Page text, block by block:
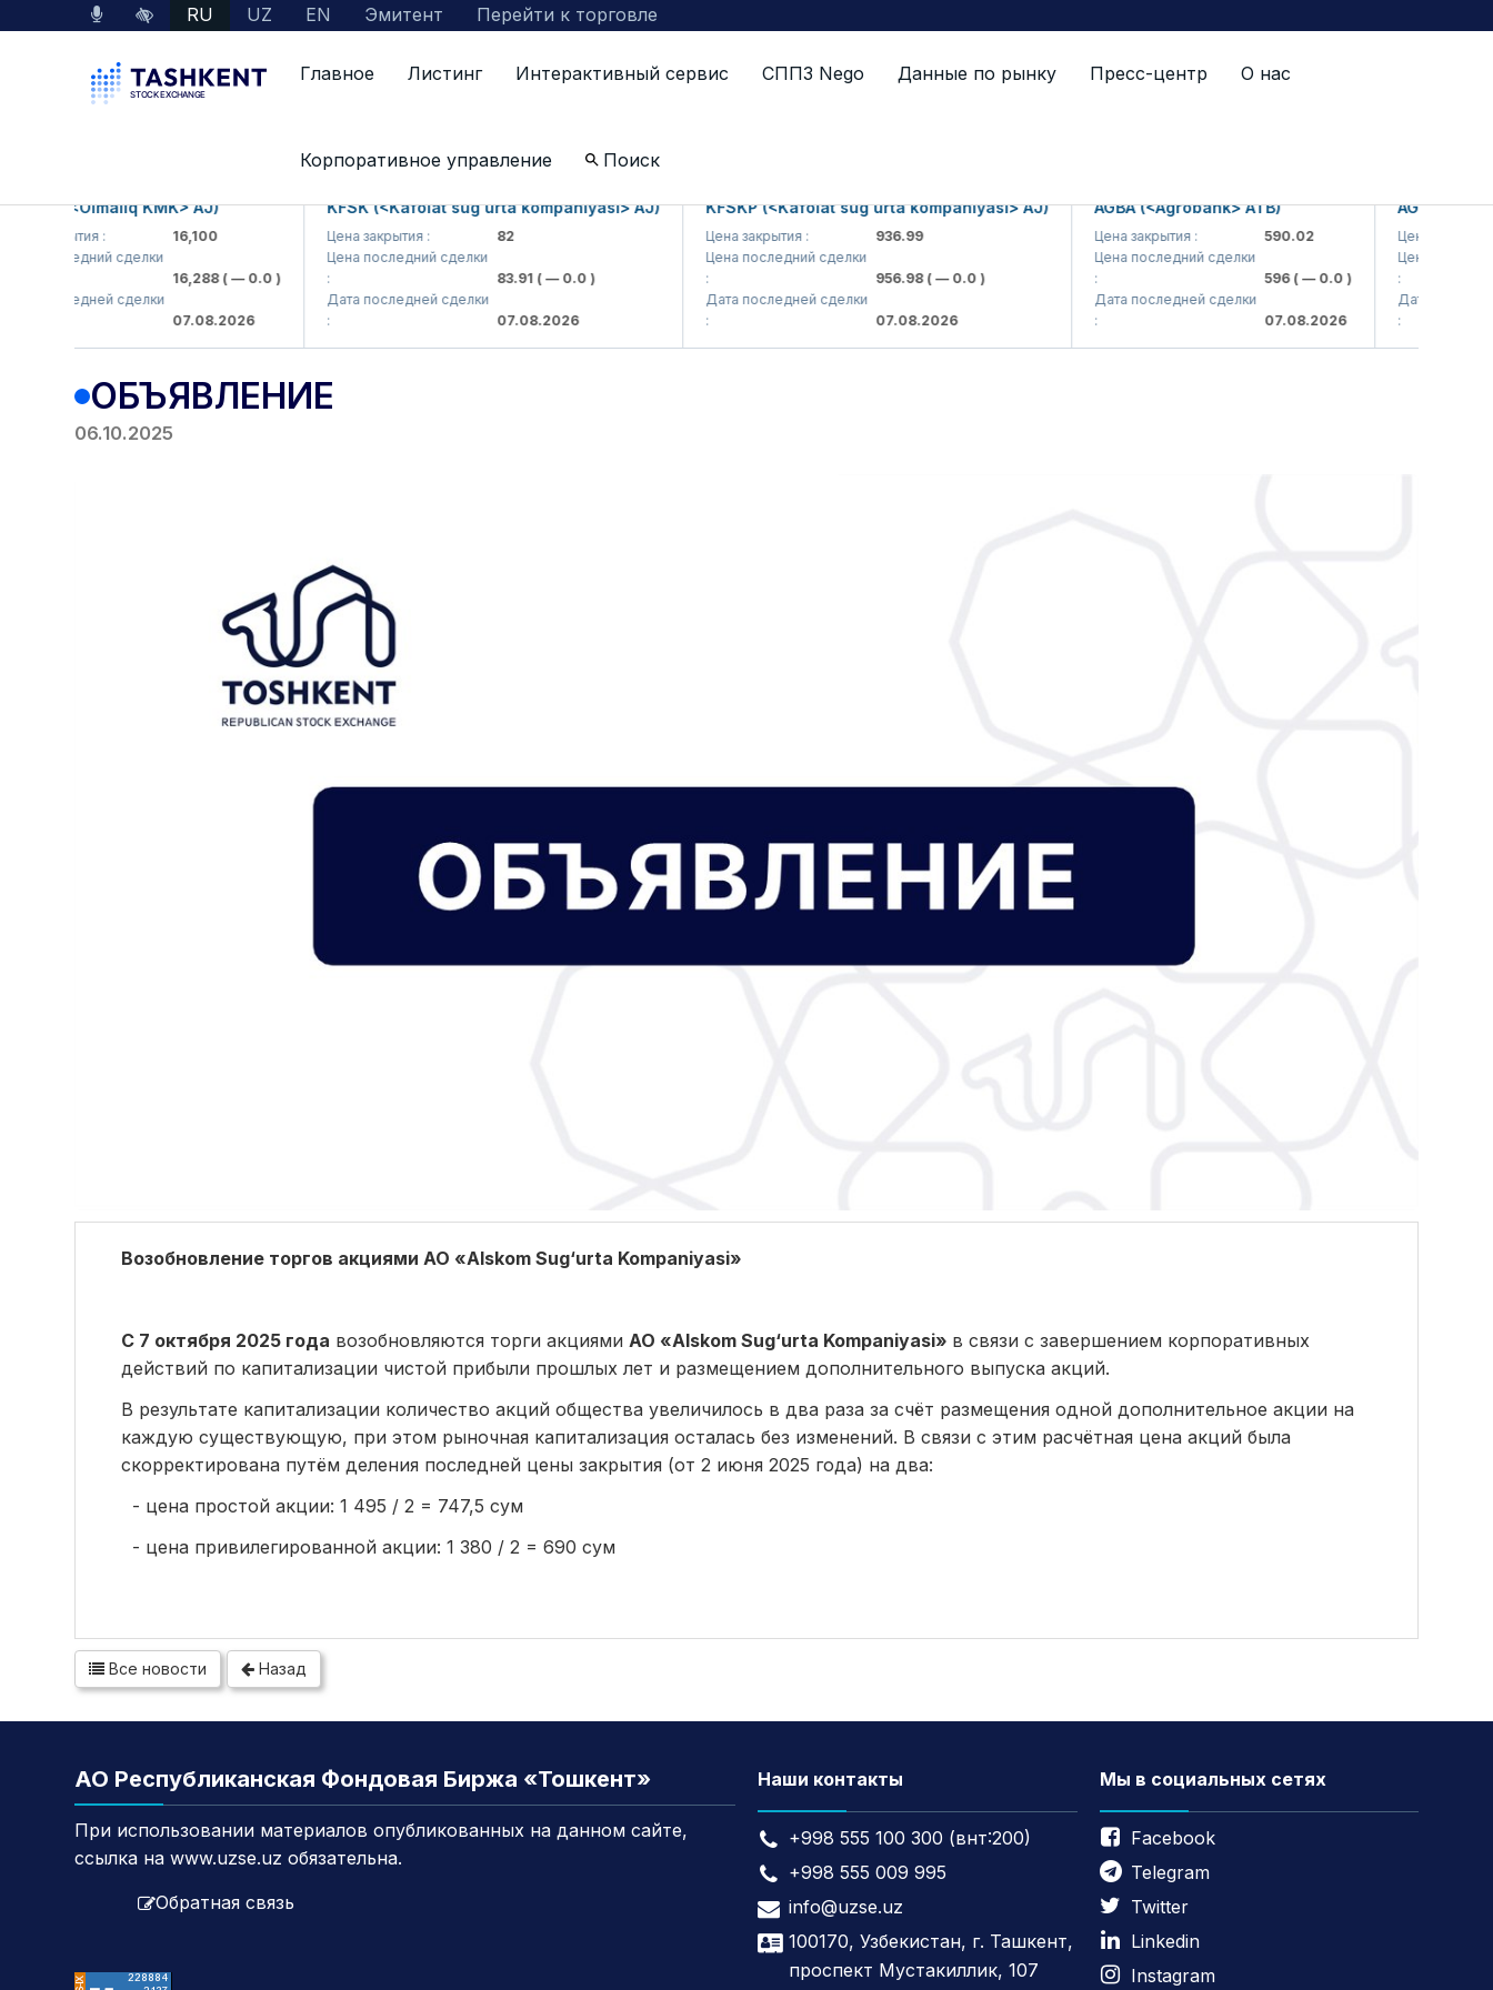
RU UZ EN Эмитент Перейти к торговле
Главное Листинг Интерактивный сервис СППЗ Nego Данные по рынку Пресс-центр О нас
Корпоративное управление Поиск
Объявления ОБЪЯВЛЕНИЕ
(<Olmaliq KMK> AJ)
закрытия :
16,100
последний сделки
16,288( — 0.0 )
последней сделки
07.08.2026
KFSK (<Kafolat sug'urta kompaniyasi> AJ)
Цена закрытия :
Цена последний сделки
83.91( — 0.0 )
Дата последней сделки
07.08.2026
KFSKP (<Kafolat sug'urta kompaniyasi> AJ)
Цена закрытия :
936.99
Цена последний сделки
956.98( — 0.0 )
Дата последней сделки
07.08.2026
AGBA (<Agrobank> ATB)
Цена закрытия :
590.02
Цена последний сделки
596( — 0.0 )
Дата последней сделки
07.08.2026
AGBAP
Цена закрытия :
Цена
Дата
ОБЪЯВЛЕНИЕ
06.10.2025
Возобновление торгов акциями АО «Alskom Sug‘urta Kompaniyasi»
С 7 октября 2025 года возобновляются торги акциями АО «Alskom Sug‘urta Kompaniyasi» в связи с завершением корпоративных
действий по капитализации чистой прибыли прошлых лет и размещением дополнительного выпуска акций.
В результате капитализации количество акций общества увеличилось в два раза за счёт размещения одной дополнительное акции на
каждую существующую, при этом рыночная капитализация осталась без изменений. В связи с этим расчётная цена акций была
скорректирована путём деления последней цены закрытия (от 2 июня 2025 года) на два:
- цена простой акции: 1 495 / 2 = 747,5 сум
- цена привилегированной акции: 1 380 / 2 = 690 сум
Все новости Назад
АО Республиканская Фондовая Биржа «Тошкент»
При использовании материалов опубликованных на данном сайте,
ссылка на www.uzse.uz обязательна.
Обратная связь
Наши контакты
+998 555 100 300 (внт:200)
+998 555 009 995
info@uzse.uz
100170, Узбекистан, г. Ташкент,
проспект Мустакиллик, 107
Мы в социальных сетях
Facebook
Telegram
Twitter
Linkedin
Instagram